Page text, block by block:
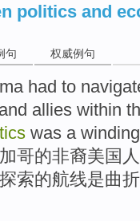
politics and
句 权威例句
had to
and allies within
was a
哥的非裔美国人
探索的航线是曲